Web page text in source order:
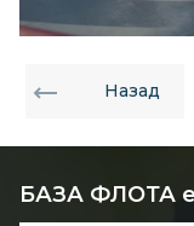
Назад
БАЗА ФЛОТА